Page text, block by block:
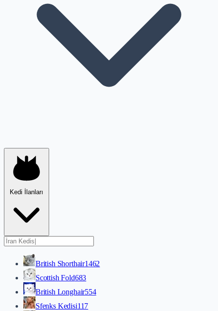
Kedi İlanları
British Shorthair1462
Scottish Fold683
British Longhair554
Sfenks Kedisi117